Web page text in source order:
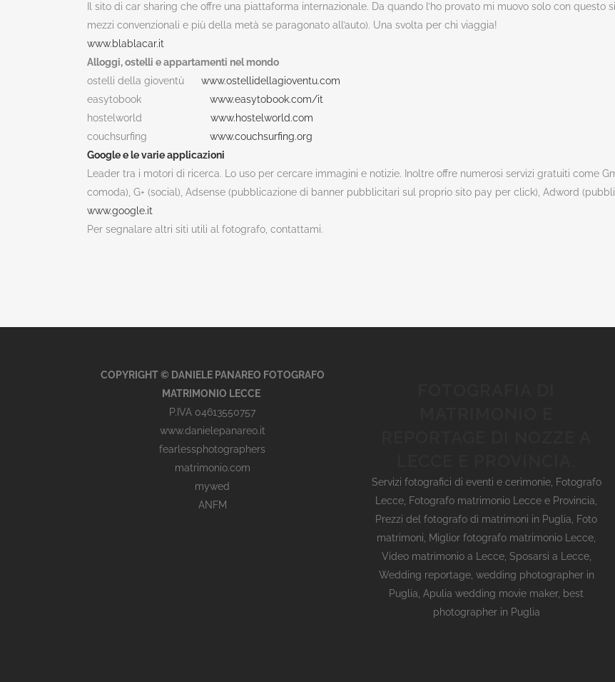
Il sito di car sharing che offre una piattaforma internazionale. Da quando l’ho provato mi muovo solo con
mezzi convenzionali e più della metà se paragonato all’auto). Una svolta per chi viaggia!
www.blablacar.it
Alloggi, ostelli e appartamenti nel mondo
ostelli della gioventù www.ostellidellagioventu.com
easytobook www.easytobook.com/it
hostelworld www.hostelworld.com
couchsurfing www.couchsurfing.org
Google e le varie applicazioni
Leader tra i motori di ricerca. Lo uso per cercare immagini e notizie. Inoltre offre numerosi servizi gratuiti come
comoda), G+ (social), Adsense (pubblicazione di banner pubblicitari sul proprio sito pay per click), Adword
www.google.it
Per segnalare altri siti utili al fotografo, contattami.
COPYRIGHT © DANIELE PANAREO FOTOGRAFO
MATRIMONIO LECCE
P.IVA 04613550757
www.danielepanareo.it
fearlessphotographers
matrimonio.com
mywed
ANFM
Servizi fotografici di eventi e cerimonie, Fotografo
Lecce Fotografo matrimonio Lecce e Provincia
Prezzi del fotografo di matrimoni in Puglia
Foto
matrimoni
Miglior fotografo matrimonio Lecce
Video matrimonio a Lecce, Sposarsi a Lecce,
Wedding reportage, wedding photographer in
Puglia, Apulia wedding movie maker, best
photographer in Puglia